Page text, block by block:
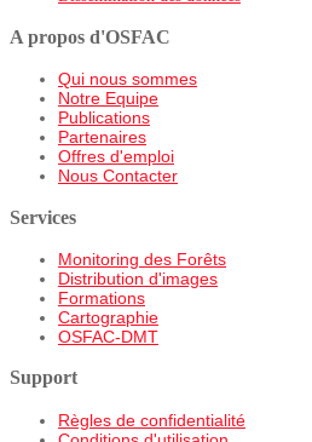
A propos d'OSFAC
Qui nous sommes
Notre Equipe
Publications
Partenaires
Offres d'emploi
Nous Contacter
Services
Monitoring des Forêts
Distribution d'images
Formations
Cartographie
OSFAC-DMT
Support
Règles de confidentialité